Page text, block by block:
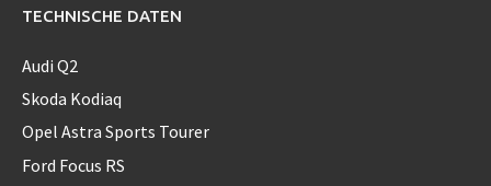
TECHNISCHE DATEN
Audi Q2
Skoda Kodiaq
Opel Astra Sports Tourer
Ford Focus RS